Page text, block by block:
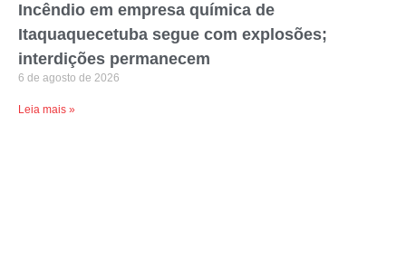
Incêndio em empresa química de
Itaquaquecetuba segue com explosões;
interdições permanecem
6 de agosto de 2026
Leia mais »